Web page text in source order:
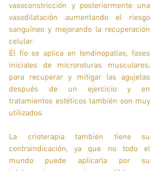
vasoconstricción y posteriormente una
vasodilatación aumentando el riesgo
sanguíneo y mejorando la recuperación
celular.
El fío se aplica en tendinopatias, fases
iniciales de microroturas musculares,
para recuperar y mitigar las agujetas
después de un ejercicio y en
tratamientos estéticos también son muy
utilizados.
La crioterapia también tiene su
contraindicación, ya que no todo el
mundo puede aplicarla por su